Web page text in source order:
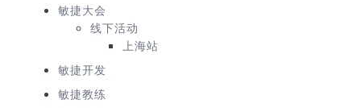
敏捷大会
线下活动
上海站
敏捷开发
敏捷教练